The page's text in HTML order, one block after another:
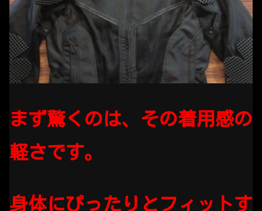
まず驚くのは、その着用感の
軽さです。
身体にぴったりとフィットす